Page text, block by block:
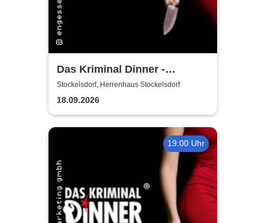
Das Kriminal Dinner -
Hauptkommissar Schröder
ermittelt
Stockelsdorf, Herrenhaus Stockelsdorf
18.09.2026
19:00 Uhr